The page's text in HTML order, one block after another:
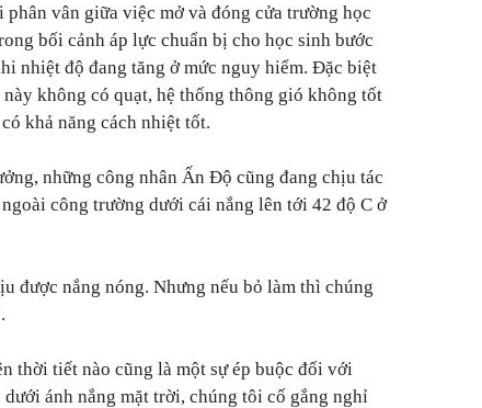
phân vân giữa việc mở và đóng cửa trường học
bối cảnh áp lực chuẩn bị cho học sinh bước
nhiệt độ đang tăng ở mức nguy hiểm. Đặc biệt
không có quạt, hệ thống thông gió không tốt
khả năng cách nhiệt tốt.
những công nhân Ấn Độ cũng đang chịu tác
công trường dưới cái nắng lên tới 42 độ C ở
được nắng nóng. Nhưng nếu bỏ làm thì chúng
thời tiết nào cũng là một sự ép buộc đối với
ánh nắng mặt trời, chúng tôi cố gắng nghỉ